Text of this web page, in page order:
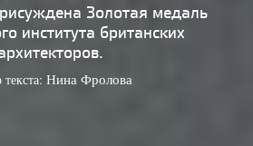
в России
Интерьер
Образование
Урбанистика
Золотая медаль
института британских
Нина Фролова